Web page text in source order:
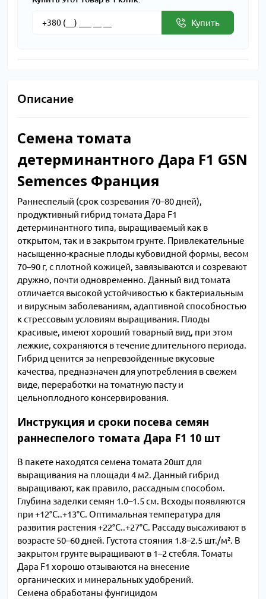
Купить
Описание
Семена томата
детерминантного Дара F1 GSN
Semences Франция
Раннеспелый (срок созревания 70–80 дней),
продуктивный гибрид томата Дара F1
детерминантного типа, выращиваемый как в
открытом, так и в закрытом грунте. Привлекательные
насыщенно-красные плоды кубовидной формы, весом
70–90 г, с плотной кожицей, завязываются и созревают
дружно, почти одновременно. Данный вид томата
отличается высокой устойчивостью к бактериальным
и вирусным заболеваниям, адаптивной способностью
к стрессовым условиям выращивания. Плоды
красивые, имеют хороший товарный вид, при этом
лежкие, сохраняются в течение длительного периода.
Гибрид ценится за непревзойденные вкусовые
качества, предназначен для употребления в свежем
виде, переработки на томатную пасту и
цельноплодного консервирования.
Инструкция и сроки посева семян
раннеспелого томата Дара F1 10 шт
В пакете находятся семена томата 20шт для
выращивания на площади 4 м2. Данный гибрид
выращивают, как правило, рассадным способом.
Глубина заделки семян 1.0–1.5 см. Всходы появляются
при +12°C..+13°C. Оптимальная температура для
развития растения +22°C..+27°C. Рассаду высаживают в
возрасте 50–60 дней. Густота стояния 1.8–2.5 шт./м². В
закрытом грунте выращивают в 1–2 стебля. Томаты
Дара F1 хорошо отзываются на внесение
органических и минеральных удобрений.
Семена обработаны фунгицидом